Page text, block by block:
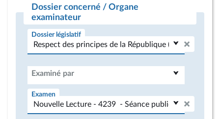
Dossier concerné / Organe
examinateur
Dossier législatif
Examiné par
Examen